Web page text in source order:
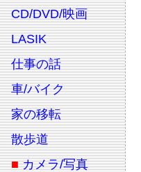
CD/DVD/映画
LASIK
仕事の話
車/バイク
家の移転
散歩道
■ カメラ/写真